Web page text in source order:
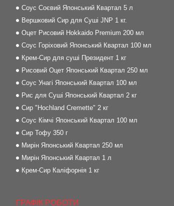
Соус Соєвий Японський Квартал 5 л
Вершковий Сир для Суші JNP 1 кг.
Оцет Рисовий Hokkaido Premium 200 мл
Соус Горіховий Японський Квартал 100 мл
Крем-Сир для суші Президент 1 кг
Рисовий Оцет Японський Квартал 250 мл
Соус Унагі Японський Квартал 100 мл
Рис для Суші Японський Квартал 2 кг
Сир "Hochland Cremette" 2 кг
Соус Кімчі Японський Квартал 100 мл
Сир Тофу 350 г
Мирін Японський Квартал 250 мл
Мирін Японський Квартал 1 л
Крем-Сир Каліфорнія 1 кг
ГРАФІК РОБОТИ